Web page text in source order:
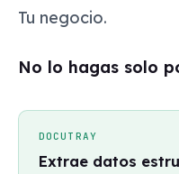
Tu negocio.
No lo hagas solo
DOCUTRAY
Extrae datos